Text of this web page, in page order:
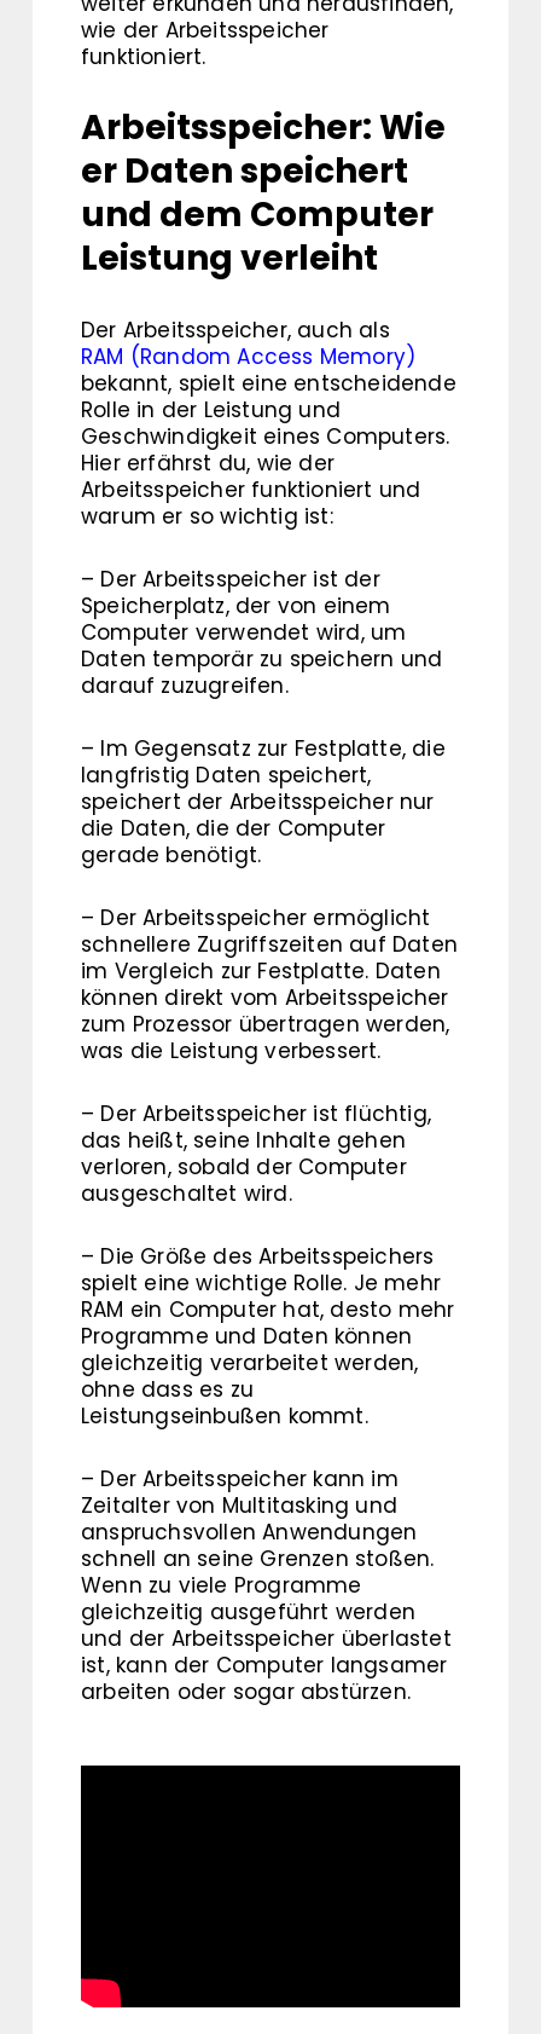
wie der Arbeitsspeicher
funktioniert.
Arbeitsspeicher: Wie
er Daten speichert
und dem Computer
Leistung verleiht
Der Arbeitsspeicher, auch als
RAM (Random Access Memory)
bekannt, spielt eine entscheidende
Rolle in der Leistung und
Geschwindigkeit eines Computers.
Hier erfährst du, wie der
Arbeitsspeicher funktioniert und
warum er so wichtig ist:
– Der Arbeitsspeicher ist der
Speicherplatz, der von einem
Computer verwendet wird, um
Daten temporär zu speichern und
darauf zuzugreifen.
– Im Gegensatz zur Festplatte, die
langfristig Daten speichert,
speichert der Arbeitsspeicher nur
die Daten, die der Computer
gerade benötigt.
– Der Arbeitsspeicher ermöglicht
schnellere Zugriffszeiten auf Daten
im Vergleich zur Festplatte. Daten
können direkt vom Arbeitsspeicher
zum Prozessor übertragen werden,
was die Leistung verbessert.
– Der Arbeitsspeicher ist flüchtig,
das heißt, seine Inhalte gehen
verloren, sobald der Computer
ausgeschaltet wird.
– Die Größe des Arbeitsspeichers
spielt eine wichtige Rolle. Je mehr
RAM ein Computer hat, desto mehr
Programme und Daten können
gleichzeitig verarbeitet werden,
ohne dass es zu
Leistungseinbußen kommt.
– Der Arbeitsspeicher kann im
Zeitalter von Multitasking und
anspruchsvollen Anwendungen
schnell an seine Grenzen stoßen.
Wenn zu viele Programme
gleichzeitig ausgeführt werden
und der Arbeitsspeicher überlastet
ist, kann der Computer langsamer
arbeiten oder sogar abstürzen.